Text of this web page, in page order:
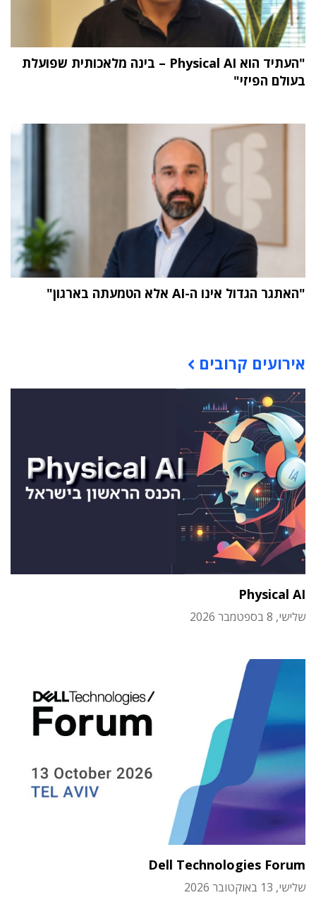
"העתיד הוא Physical AI – בינה מלאכותית שפועלת
בעולם הפיזי"
"האתגר הגדול אינו ה-AI אלא הטמעתה בארגון"
אירועים קרובים
Physical AI
שלישי, 8 בספטמבר 2026
Dell Technologies Forum
שלישי, 13 באוקטובר 2026